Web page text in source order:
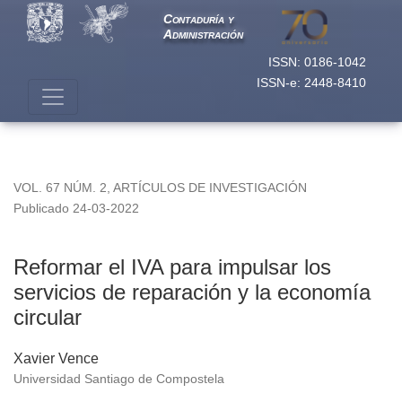
ISSN: 0186-1042
ISSN-e: 2448-8410
Contaduría y
Administración
VOL. 67 NÚM. 2 ARTÍCULOS DE INVESTIGACIÓN
Reformar el IVA para impulsar los
servicios de reparación y la economía
circular
Publicado 24-03-2022
Xavier Vence
Universidad Santiago de Compostela